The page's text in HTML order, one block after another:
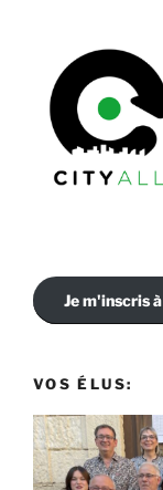
Je m'inscris
VOS ÉLUS: